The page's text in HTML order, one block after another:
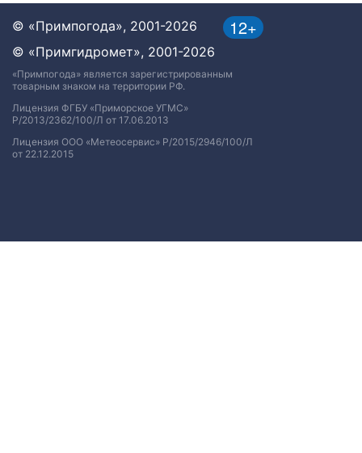
12+
© «Примпогода», 2001-2026
© «Примгидромет», 2001-2026
«Примпогода» является зарегистрированным
товарным знаком на территории РФ.
Лицензия ФГБУ «Приморское УГМС»
Р/2013/2362/100/Л от 17.06.2013
Лицензия ООО «Метеосервис» Р/2015/2946/100/Л
от 22.12.2015